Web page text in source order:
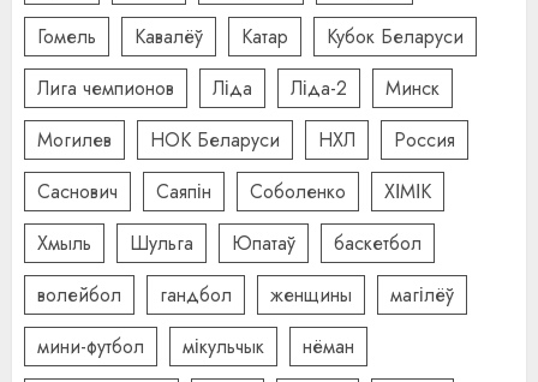
Гомель
Кавалёў Катар
Кубок Беларуси
Лига чемпионов
Ліда Ліда-2
Минск
Могилев
НОК Беларуси НХЛ
Россия
Саснович
Саяпін Соболенко
ХІМІК
Хмыль
Шульга Юпатаў
баскетбол
волейбол
гандбол женщины
магілёў
мини-футбол
мікульчык
нёман